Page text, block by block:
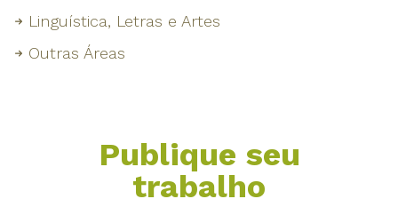
Linguística, Letras e Artes
Outras Áreas
Publique seu
trabalho